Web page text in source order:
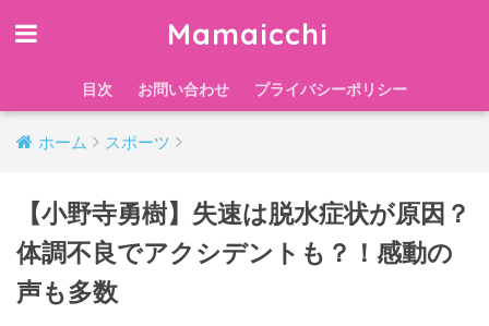
Mamaicchi
目次 お問い合わせ プライバシーポリシー
ホーム スポーツ
【小野寺勇樹】失速は脱水症状が原因？
体調不良でアクシデントも？！感動の
声も多数